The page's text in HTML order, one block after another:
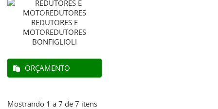
REDUTORES E
MOTOREDUTORES
BONFIGLIOLI
ORÇAMENTO
Mostrando 1 a 7 de 7 itens